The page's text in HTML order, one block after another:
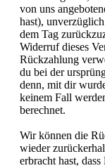
von uns
hast),
dem Tag
Widerruf dieses
Rückzahlung
du bei der
denn, mit dir
keinem Fall
berechnet.
Wir können die
wieder
erbracht hast,